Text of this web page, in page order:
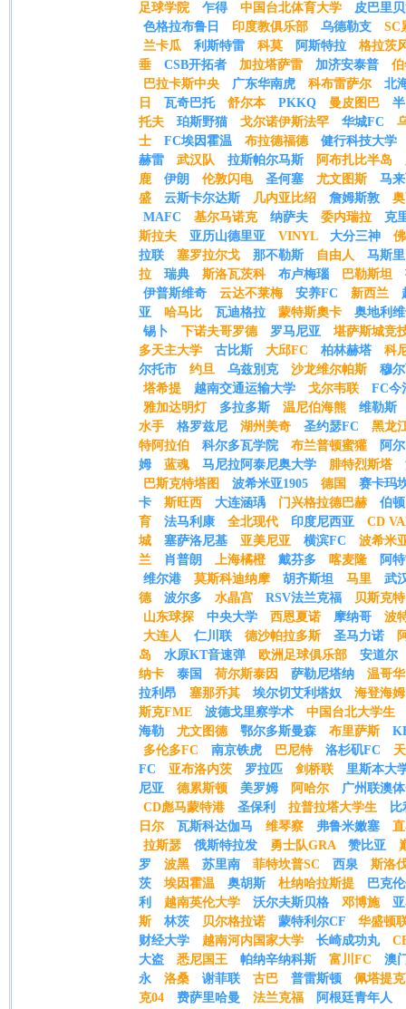
足球学院
乍得 中国台北体育大学
皮巴里
色格拉布鲁日
印度教俱乐部 乌德勒支
SC
兰卡瓜
利斯特雷 科莫 阿斯特拉
格拉茨
垂
CSB开拓者 加拉塔萨雷 加济安泰普
巴拉卡斯中央
广东华南虎 科布雷萨尔
北
日
瓦奇巴托 舒尔本 PKKQ 曼皮图巴
托夫
珀斯野猫 戈尔诺伊斯法罕 华城FC
士
FC埃因霍温 布拉德福德
健行科技大学
赫雷
武汉队 拉斯帕尔马斯 阿布扎比半岛
鹿
伊朗 伦敦闪电 圣何塞 尤文图斯
马
盛
云斯卡尔达斯 几内亚比绍 詹姆斯敦
MAFC
基尔马诺克 纳萨夫 委内瑞拉
克
斯拉夫
亚历山德里亚 VINYL 大分三神
拉联
塞罗拉尔戈 那不勒斯 自由人
马斯里
拉
瑞典 斯洛瓦茨科 布卢梅瑙 巴勒斯坦
伊普斯维奇
云达不莱梅 安养FC 新西兰
亚
哈马比 瓦迪格拉 蒙特斯奧卡
奥地利
锡卜
下诺夫哥罗德 罗马尼亚
堪萨斯城竞
多天主大学
古比斯 大邱FC 柏林赫塔
科
尔托市
约旦 乌兹別克 沙龙维尔帕斯
穆
塔希提
越南交通运输大学 戈尔韦联
FC今
雅加达明灯
多拉多斯 温尼伯海熊
维勒斯
水手
格罗兹尼 湖州美奇 圣约瑟FC
黑龙
特阿拉伯
科尔多瓦学院 布兰普顿蜜獾
阿
姆
蓝魂 马尼拉阿泰尼奥大学 腓特烈斯塔
巴斯克特塔图
波希米亚1905 德国
赛卡玛
卡
斯旺西 大连涵瑀 门兴格拉德巴赫
伯顿
育
法马利康 全北现代 印度尼西亚
CD
城
塞萨洛尼基 亚美尼亚 横滨FC
波希米
兰
肖普朗 上海橘橙 戴芬多 喀麦隆
阿
维尔港
莫斯科迪纳摩 胡齐斯坦 马里
武
德
波尔多 水晶宫 RSV法兰克福
贝斯克
山东球探
中央大学 西恩夏诺 摩纳哥
波
大连人
仁川联 德沙帕拉多斯 圣马力诺
岛
水原KT音速弹 欧洲足球俱乐部
安道尔
纳卡
泰国 荷尔斯泰因 萨勒尼塔纳
温哥
拉利昂
塞那乔其 埃尔切艾利塔奴
海登海姆
斯克FME
波德戈里察学术
中国台北大学生
海勒
尤文图德 鄂尔多斯曼森 布里萨斯
多伦多FC
南京铁虎 巴尼特 洛杉矶FC
FC
亚布洛内茨 罗拉匹 剑桥联
里斯本大
尼亚
德累斯顿 美罗姆 阿哈尔
广州联澳
CD彪马蒙特港
圣保利 拉普拉塔大学生
日尔
瓦斯科达伽马 维琴察 弗鲁米嫩塞
拉斯瑟
俄斯特拉发 勇士队GRA 赞比亚
罗
波黑 苏里南 菲特坎普SC 西泉
斯洛
茨
埃因霍温 奥胡斯 杜纳哈拉斯提
巴克
利
越南英伦大学 沃尔夫斯贝格 邓博施
斯
林茨 贝尔格拉诺 蒙特利尔CF
华盛顿
财经大学
越南河内国家大学 长崎成功丸
大盗
悉尼国王 帕纳辛纳科斯 富川FC
澳
永
洛桑 谢菲联 古巴 普雷斯顿
佩塔提
克04
费萨里哈曼 法兰克福 阿根廷青年人